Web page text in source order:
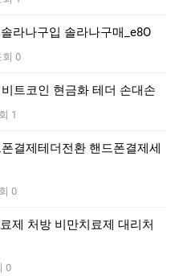
라나구입 솔라나구매_e8O
회 0
트코인 현금화 테더 손대손
1
결제테더전환 핸드폰결제세
0
제 처방 비만치료제 대리처
0